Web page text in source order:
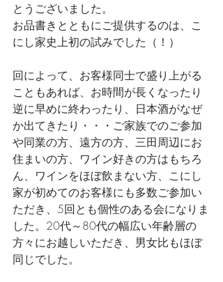
とうございました。
お品書きとともにご提供するのは、こ
にし家史上初の試みでした（！）
回によって、お客様同士で盛り上がる
こともあれば、お時間が長くなったり
逆に早めに終わったり、日本酒がなぜ
か出てきたり・・・ご家族でのご参加
や同業の方、遠方の方、三田周辺にお
住まいの方、ワイン好きの方はもちろ
ん、ワインをほぼ飲まない方、こにし
家が初めてのお客様にも多数ご参加い
ただき、5回とも個性のある会になりま
した。20代～80代の幅広い年齢層の
方々にお越しいただき、男女比もほぼ
同じでした。